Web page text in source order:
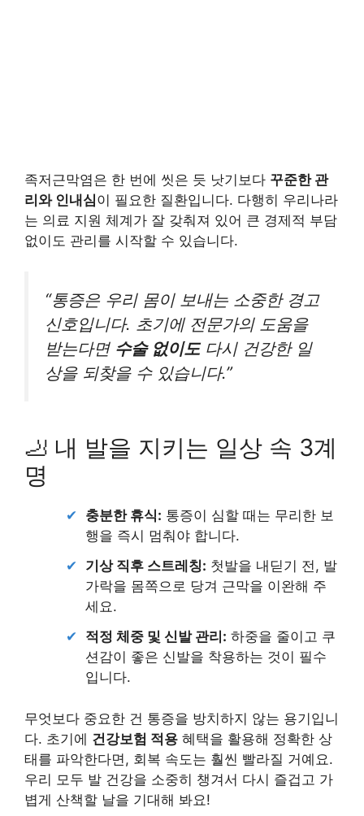
족저근막염은 한 번에 씻은 듯 낫기보다 꾸준한 관
리와 인내심이 필요한 질환입니다. 다행히 우리나라
는 의료 지원 체계가 잘 갖춰져 있어 큰 경제적 부담
없이도 관리를 시작할 수 있습니다.
“통증은 우리 몸이 보내는 소중한 경고
신호입니다. 초기에 전문가의 도움을
받는다면 수술 없이도다시 건강한 일
상을 되찾을 수 있습니다.”
🦶 내 발을 지키는 일상 속 3계
명
✔ 충분한 휴식: 통증이 심할 때는 무리한 보
행을 즉시 멈춰야 합니다.
✔
기상 직후 스트레칭: 첫발을 내딛기 전, 발
가락을 몸쪽으로 당겨 근막을 이완해 주
세요.
✔
적정 체중 및 신발 관리: 하중을 줄이고 쿠
션감이 좋은 신발을 착용하는 것이 필수
입니다.
무엇보다 중요한 건 통증을 방치하지 않는 용기입니
다. 초기에 건강보험 적용 혜택을 활용해 정확한 상
태를 파악한다면, 회복 속도는 훨씬 빨라질 거예요.
우리 모두 발 건강을 소중히 챙겨서 다시 즐겁고 가
볍게 산책할 날을 기대해 봐요!